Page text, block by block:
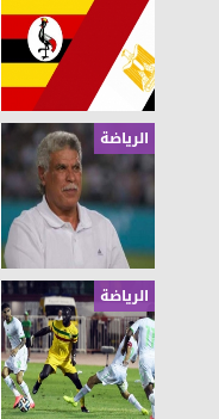
الرياضة
الرياضة